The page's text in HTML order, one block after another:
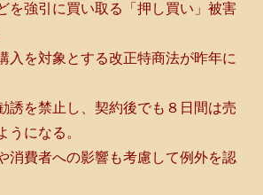
を強引に買い取る「押し買い」被害
入を対象とする改正特商法が昨年に
誘を禁止し、契約後でも８日間は売
うになる。
消費者への影響も考慮して例外を認